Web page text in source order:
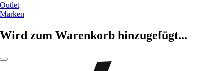
Outlet
Marken
Wird zum Warenkorb hinzugefügt...